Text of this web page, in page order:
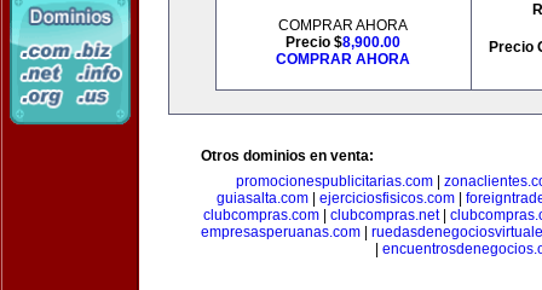
COMPRAR AHORA
Precio $8,900.00
COMPRAR AHORA
Precio
Otros dominios en venta:
promocionespublicitarias.com|
guiasalta.com
ejerciciosfisicos.com
clubcompras.com| clubcompras.net|
empresasperuanas.com